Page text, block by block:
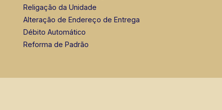
Religação da Unidade
Alteração de Endereço de Entrega
Débito Automático
Reforma de Padrão